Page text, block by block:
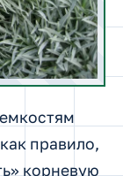
правило,
корневую